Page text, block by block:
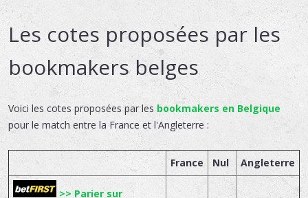
Les cotes proposées par les
bookmakers belges
Voici les cotes proposées par les bookmakers en Belgique
pour le match entre la France et l'Angleterre :
France Nul Angleterre
>> Parier sur